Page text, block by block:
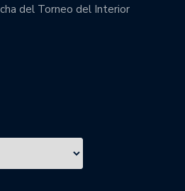
del Torneo del Interior